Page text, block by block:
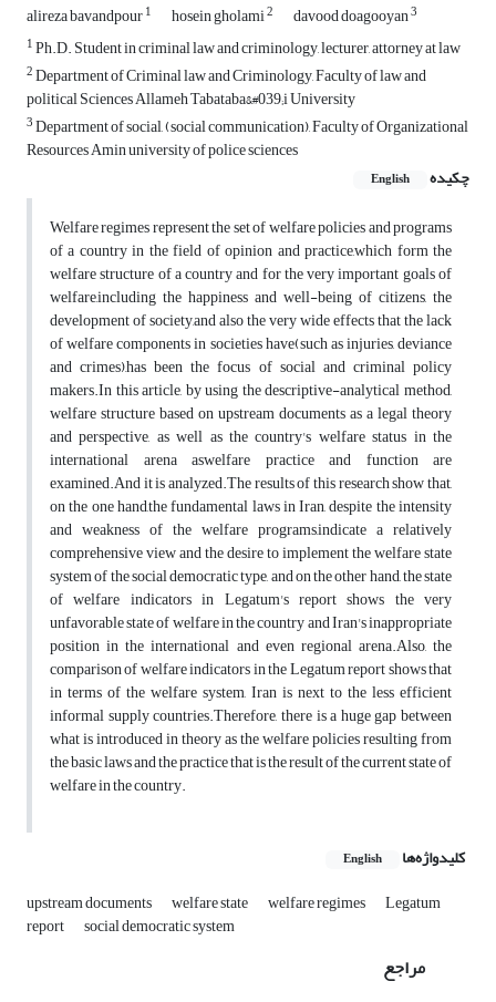
alireza bavandpour1 hosein gholami2 davood doagooyan3
1Ph.D. Student in criminal law and criminology, lecturer, attorney at law
2Department of Criminal law and Criminology, Faculty of law and
political Sciences Allameh Tabataba&#039;i University
3Department of social, (social communication), Faculty of Organizational
Resources Amin university of police sciences
چکیده
English
Welfare regimes represent the set of welfare policies and programs
of a country in the field of opinion and practice,which form the
welfare structure of a country and for the very important goals of
welfare,including the happiness and well-being of citizens, the
development of society,and also the very wide effects that the lack
of welfare components in societies have(such as injuries, deviance
and crimes),has been the focus of social and criminal policy
makers.In this article, by using the descriptive-analytical method,
welfare structure based on upstream documents as a legal theory
and perspective, as well as the country's welfare status in the
international arena aswelfare practice and function are
examined.And it is analyzed.The results of this research show that,
on the one hand,the fundamental laws in Iran, despite the intensity
and weakness of the welfare programs,indicate a relatively
comprehensive view and the desire to implement the welfare state
system of the social democratic type, and on the other hand, the state
of welfare indicators in Legatum's report shows the very
unfavorable state of welfare in the country and Iran's inappropriate
position in the international and even regional arena.Also, the
comparison of welfare indicators in the Legatum report shows that
in terms of the welfare system, Iran is next to the less efficient
informal supply countries.Therefore, there is a huge gap between
what is introduced in theory as the welfare policies resulting from
the basic laws and the practice that is the result of the current state of
welfare in the country.
کلیدواژه‌ها English
upstream documents welfare state welfare regimes Legatum
report social democratic system
مراجع